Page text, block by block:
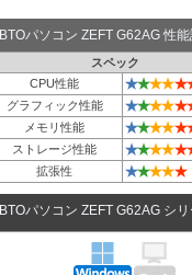
BTOパソコン ZEFT G62AG 性
スペック
CPU性能
★★★★★
グラフィック性能 ★★★★★
メモリ性能 ★★★★★
ストレージ性能 ★★★★★
拡張性 ★★★★★
BTOパソコン ZEFT G62AG シ